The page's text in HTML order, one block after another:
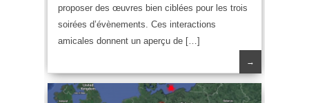
proposer des œuvres bien ciblées pour les trois
soirées d’évènements. Ces interactions
amicales donnent un aperçu de […]
→